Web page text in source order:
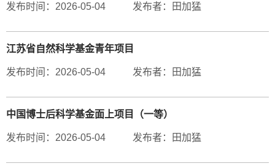
发布时间：2026-05-04 发布者：田加猛
江苏省自然科学基金青年项目
发布时间：2026-05-04 发布者：田加猛
中国博士后科学基金面上项目（一等）
发布时间：2026-05-04 发布者：田加猛